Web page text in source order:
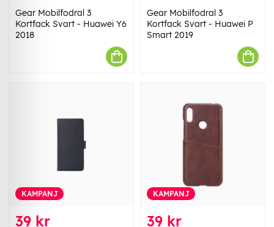
Gear Mobilfodral 3
Kortfack Svart - Huawei Y6
2018
Gear Mobilfodral 3
Kortfack Svart - Huawei P
Smart 2019
KAMPANJ
39 kr
KAMPANJ
39 kr